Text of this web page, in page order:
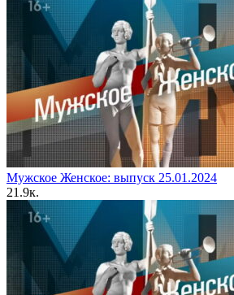
Мужское Женское: выпуск 25.01.2024
21.9к.